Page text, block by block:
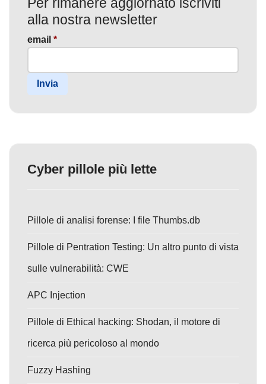
alla nostra newsletter
email *
Invia
Cyber pillole più lette
Pillole di analisi forense: I file Thumbs.db
Pillole di Pentration Testing: Un altro punto di vista
sulle vulnerabilità: CWE
APC Injection
Pillole di Ethical hacking: Shodan, il motore di
ricerca più pericoloso al mondo
Fuzzy Hashing